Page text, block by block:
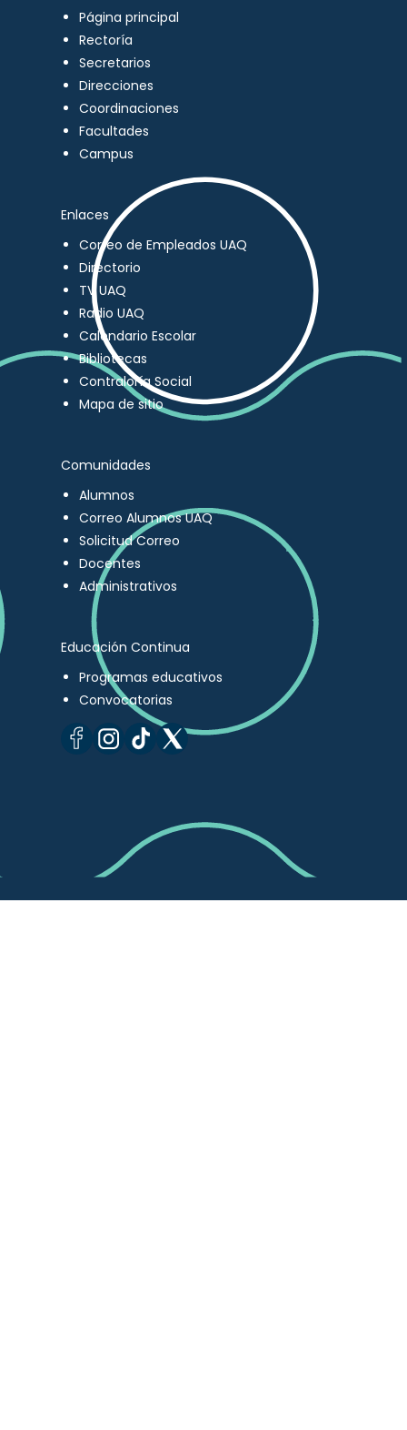
Página principal
Rectoría
Secretarios
Direcciones
Coordinaciones
Facultades
Campus
Enlaces
Correo de Empleados UAQ
Directorio
TV UAQ
Radio UAQ
Calendario Escolar
Bibliotecas
Contraloría Social
Mapa de sitio
Comunidades
Alumnos
Correo Alumnos UAQ
Solicitud Correo
Docentes
Administrativos
Educación Continua
Programas educativos
Convocatorias